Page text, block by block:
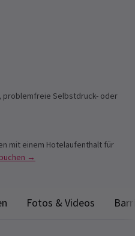
Selbstdruck- oder
mit einem Hotelaufenthalt für
→
Fotos & Videos